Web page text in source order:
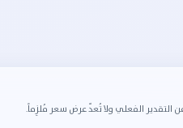
التقدير الفعلي ولا تُعدّ عرض سعر مُلزِماً.